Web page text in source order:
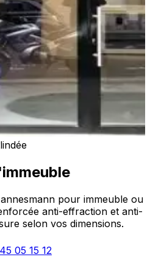
pour immeuble ou
anti-effraction et anti-
selon vos dimensions.
05 15 12